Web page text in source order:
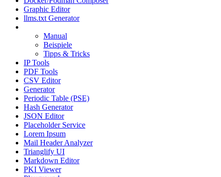
Graphic Editor
llms.txt Generator
Manual
Beispiele
Tipps & Tricks
IP Tools
PDF Tools
CSV Editor
Generator
Periodic Table (PSE)
Hash Generator
JSON Editor
Placeholder Service
Lorem Ipsum
Mail Header Analyzer
Trianglify UI
Markdown Editor
PKI Viewer